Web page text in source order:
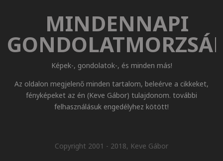
MINDENNAPI
Képek-, gondolatok-, és minden más!
Az oldalon megjelenő minden tartalom, beleérve a cikkeket,
fényképeket az én (Keve Gábor) tulajdonom. további
felhasználásuk engedélyhez kötött!
Copyright 2001 - 2018, Keve Gábor